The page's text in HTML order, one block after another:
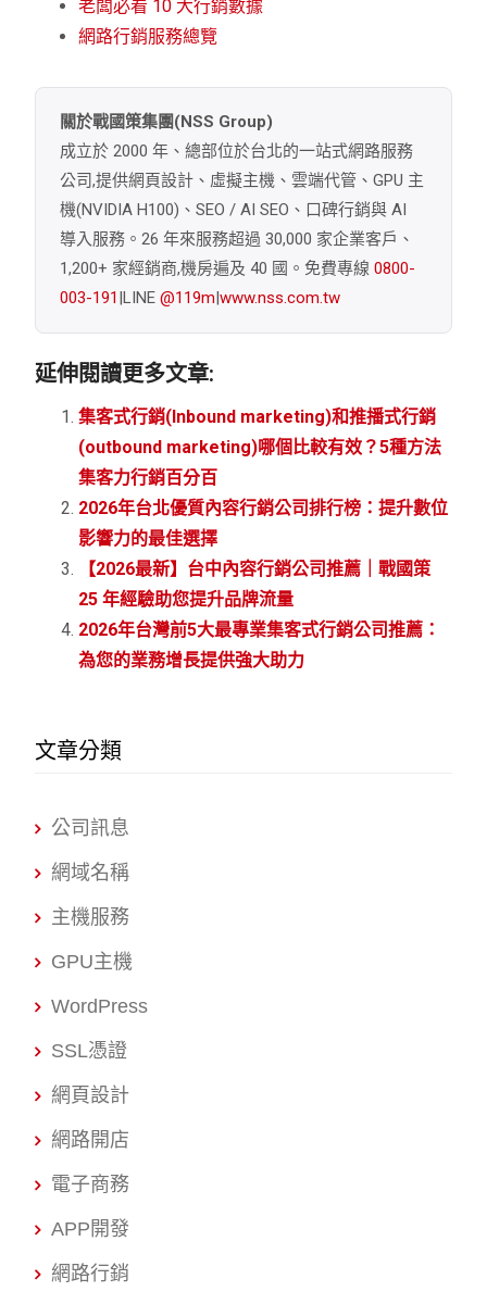
老闆必看 10 大行銷數據
網路行銷服務總覽
關於戰國策集團(NSS Group)
成立於 2000 年、總部位於台北的一站式網路服務
公司,提供網頁設計、虛擬主機、雲端代管、GPU 主
機(NVIDIA H100)、SEO / AI SEO、口碑行銷與 AI
導入服務。26 年來服務超過 30,000 家企業客戶、
1,200+ 家經銷商,機房遍及 40 國。免費專線0800-
003-191 |LINE@119m |www.nss.com.tw
延伸閱讀更多文章:
集客式行銷(Inbound marketing)和推播式行銷
(outbound marketing)哪個比較有效？5種方法
集客力行銷百分百
2026年台北優質內容行銷公司排行榜：提升數位
影響力的最佳選擇
【2026最新】台中內容行銷公司推薦｜戰國策
25 年經驗助您提升品牌流量
2026年台灣前5大最專業集客式行銷公司推薦：
為您的業務增長提供強大助力
文章分類
公司訊息
網域名稱
主機服務
GPU主機
WordPress
SSL憑證
網頁設計
網路開店
電子商務
APP開發
網路行銷